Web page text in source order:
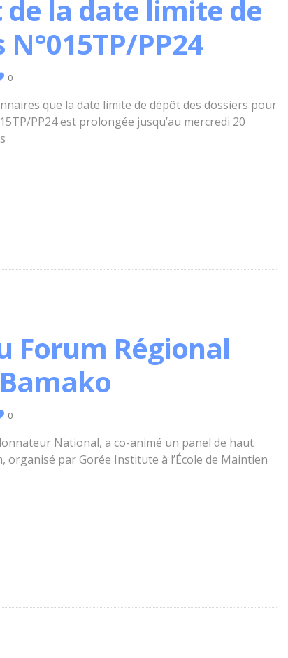
la date limite de
N°015TP/PP24
0
que la date limite de dépôt des dossiers pour
PP24 est prolongée jusqu’au mercredi 20
Forum Régional
0
National, a co-animé un panel de haut
organisé par Gorée Institute à l’École de Maintien